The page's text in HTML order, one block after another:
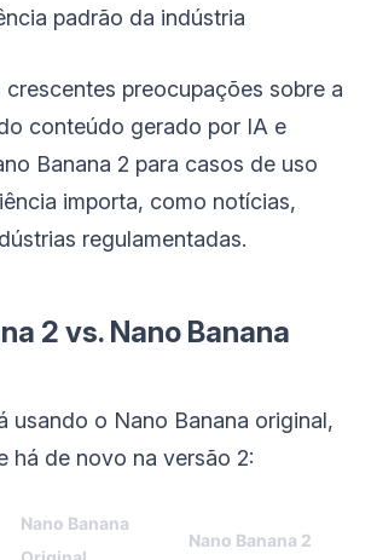
padrão da indústria
crescentes preocupações sobre a
conteúdo gerado por IA e
Banana 2 para casos de uso
importa, como notícias,
regulamentadas.
2 vs. Nano Banana
usando o Nano Banana original,
há de novo na versão 2:
Nano Banana
Nano Banana 2